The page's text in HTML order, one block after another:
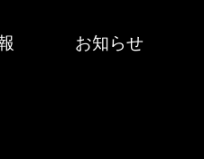
お知らせ